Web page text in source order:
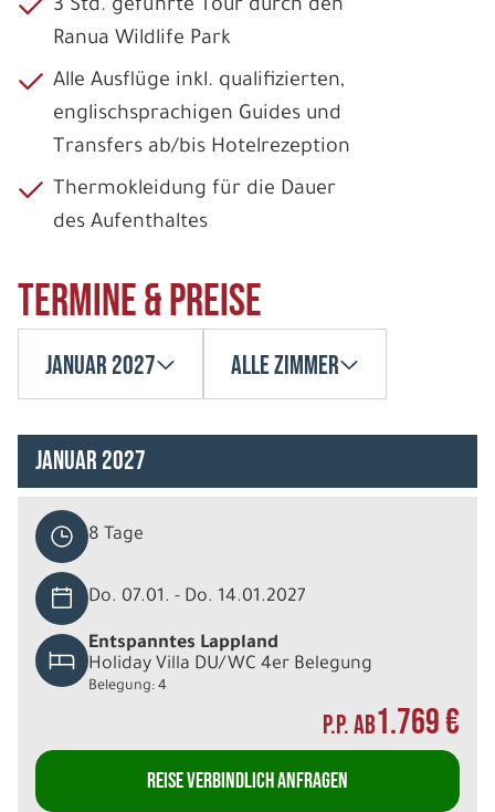
3 Std. geführte Tour durch den
Ranua Wildlife Park
Alle Ausflüge inkl. qualifizierten,
englischsprachigen Guides und
Transfers ab/bis Hotelrezeption
Thermokleidung für die Dauer
des Aufenthaltes
Termine & Preise
Januar 2027 Alle Zimmer
Januar 2027
8 Tage
Do. 07.01. - Do. 14.01.2027
Entspanntes Lappland
Holiday Villa DU/WC 4er Belegung
Belegung: 4
P.P. AB1.769 €
REISE VERBINDLICH ANFRAGEN